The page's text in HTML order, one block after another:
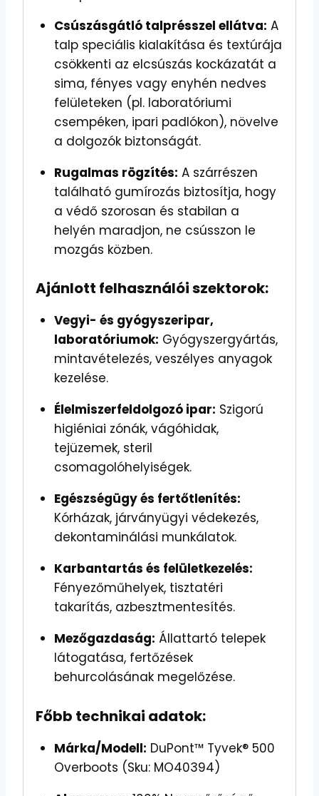
Csúszásgátló talprésszel ellátva: A
talp speciális kialakítása és textúrája
csökkenti az elcsúszás kockázatát a
sima, fényes vagy enyhén nedves
felületeken (pl. laboratóriumi
csempéken, ipari padlókon), növelve
a dolgozók biztonságát.
Rugalmas rögzítés: A szárrészen
található gumírozás biztosítja, hogy
a védő szorosan és stabilan a
helyén maradjon, ne csússzon le
mozgás közben.
Ajánlott felhasználói szektorok:
Vegyi- és gyógyszeripar,
laboratóriumok: Gyógyszergyártás,
mintavételezés, veszélyes anyagok
kezelése.
Élelmiszerfeldolgozó ipar: Szigorú
higiéniai zónák, vágóhidak,
tejüzemek, steril
csomagolóhelyiségek.
Egészségügy és fertőtlenítés:
Kórházak, járványügyi védekezés,
dekontaminálási munkálatok.
Karbantartás és felületkezelés:
Fényezőműhelyek, tisztatéri
takarítás, azbesztmentesítés.
Mezőgazdaság: Állattartó telepek
látogatása, fertőzések
behurcolásának megelőzése.
Főbb technikai adatok:
Márka/Modell: DuPont™ Tyvek® 500
Overboots (Sku: MO40394)